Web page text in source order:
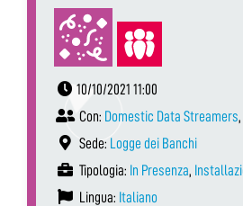
10/10/2021 11:00
Con: Domestic Data Streamers,
Sede: Logge dei Banchi
Tipologia: In Presenza,
Lingua: Italiano